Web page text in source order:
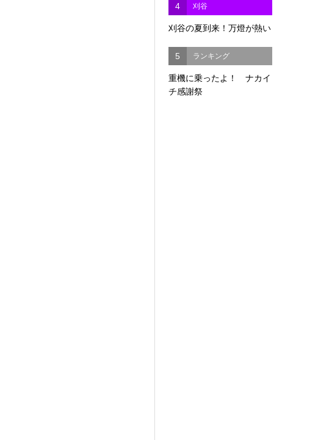
4 刈谷
刈谷の夏到来！万燈が熱い
5 ランキング
重機に乗ったよ！ ナカイ
チ感謝祭